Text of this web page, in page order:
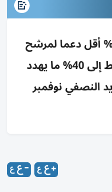
رويترز/إبسوس: 52% أقل دعما لمرشح
يؤيد ترحيل ترامب؛ الرضا هبط إلى 40% ما يهدد
النصفي نوفمبر